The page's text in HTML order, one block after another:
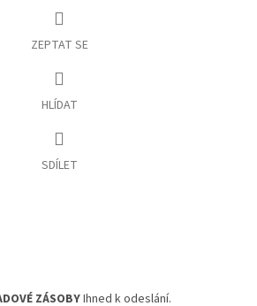
ZEPTAT SE
HLÍDAT
SDÍLET
ZÁSOBYIhned k odeslání.